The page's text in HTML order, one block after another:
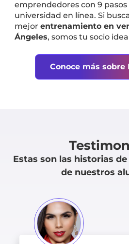
emprendedores con 9
universidad en línea. Si
mejor entrenamiento en
Ángeles, somos tu socio
Conoce más sobre
Estas son las historias
de nuestros